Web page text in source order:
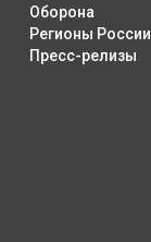
Оборона
Регионы России
Пресс-релизы